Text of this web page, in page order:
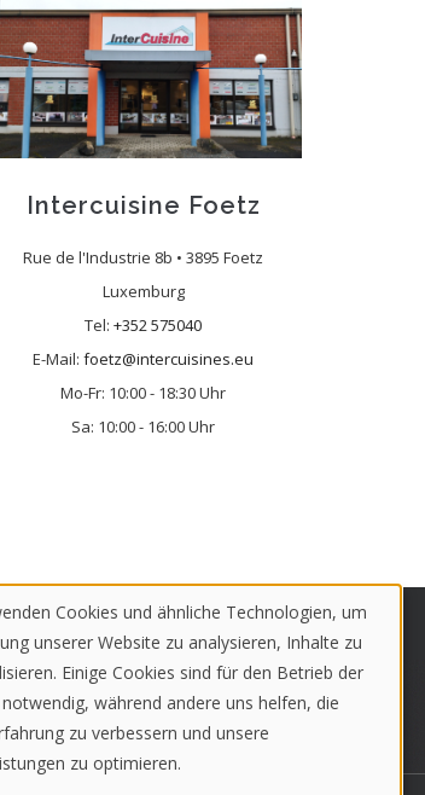
Intercuisine Foetz
Rue de l'Industrie 8b • 3895 Foetz
Luxemburg
Tel:+352 575040
E-Mail:foetz@intercuisines.eu
Mo-Fr: 10:00 - 18:30 Uhr
Sa: 10:00 - 16:00 Uhr
Cookies und ähnliche Technologien, um
unserer Website zu analysieren, Inhalte zu
Einige Cookies sind für den Betrieb der
während andere uns helfen, die
zu verbessern und unsere
zu optimieren.